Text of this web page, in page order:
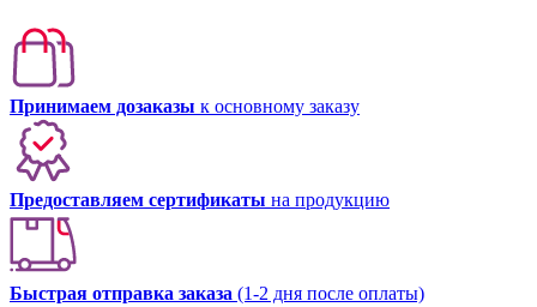
Принимаем дозаказы к основному заказу
Предоставляем сертификаты на продукцию
Быстрая отправка заказа (1-2 дня после оплаты)